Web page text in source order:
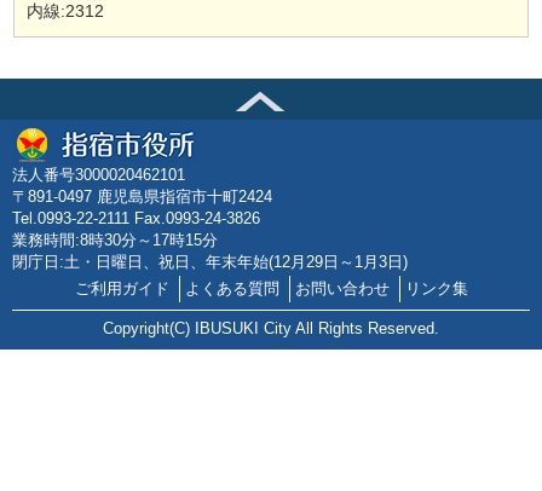
内線:2312
法人番号3000020462101
〒891-0497 鹿児島県指宿市十町2424
Tel.0993-22-2111 Fax.0993-24-3826
業務時間:8時30分～17時15分
閉庁日:土・日曜日、祝日、年末年始(12月29日～1月3日)
ご利用ガイド
よくある質問 お問い合わせ リンク集
Copyright(C) IBUSUKI City All Rights Reserved.